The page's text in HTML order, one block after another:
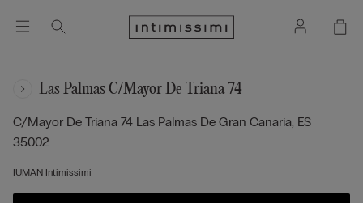
Las Palmas C/mayor De Triana 74
C/mayor De Triana 74 Las Palmas De Gran Canaria, ES
35002
IUMAN Intimissimi